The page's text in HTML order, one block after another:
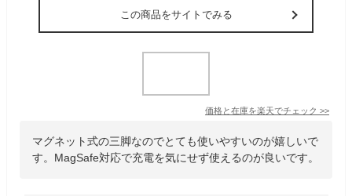
この商品をサイトでみる
価格と在庫を楽天でチェック >>
マグネット式の三脚なのでとても使いやすいのが嬉しいで
す。MagSafe対応で充電を気にせず使えるのが良いです。